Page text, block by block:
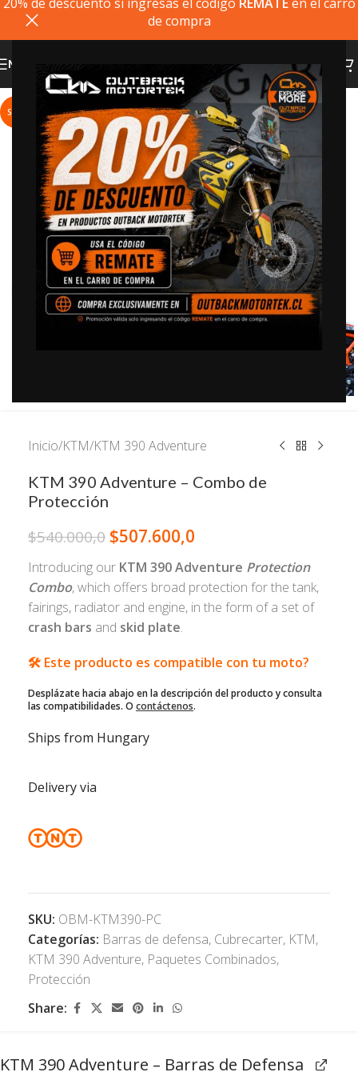
de compra
MENU
SALE
Click to enlarge
Inicio/KTM/KTM 390 Adventure
KTM 390 Adventure – Combo de
Protección
$540.000,0 $507.600,0
Introducing our KTM 390 Adventure Protection
Combo, which offers broad protection for the tank,
fairings, radiator and engine, in the form of a set of
crash bars and skid plate.
🛠️ Este producto es compatible con tu moto?
Desplázate hacia abajo en la descripción del producto y consulta
las compatibilidades. O contáctenos.
Ships from Hungary
Delivery via
SKU: OBM-KTM390-PC
Categorías: Barras de defensa, Cubrecarter, KTM,
KTM 390 Adventure, Paquetes Combinados,
Protección
Share:
KTM 390 Adventure – Barras de Defensa